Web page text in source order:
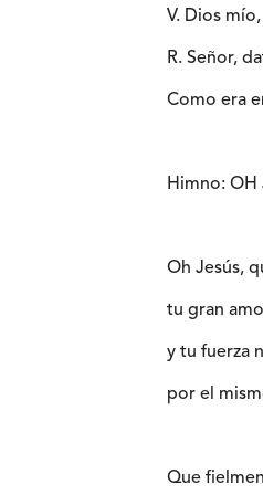
V. Dios
R. Señor,
Como era
Himno: OH
Oh Jesús,
tu gran
y tu fuerza
por el
Que